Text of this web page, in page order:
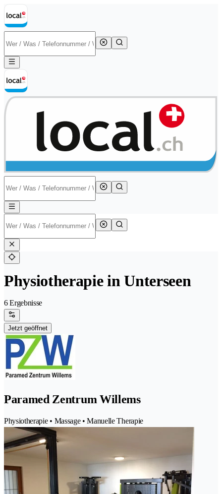
Physiotherapie in Unterseen
6 Ergebnisse
Jetzt geöffnet
Paramed Zentrum Willems
Physiotherapie • Massage • Manuelle Therapie